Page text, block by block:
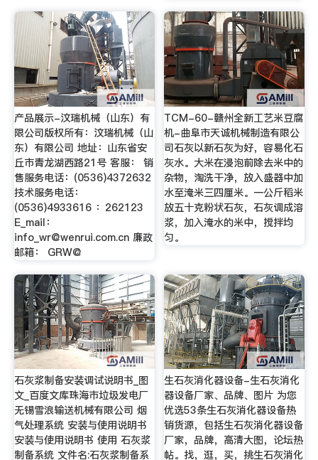
产品展示-汶瑞机械（山东）有
限公司版权所有：汶瑞机械（山
东）有限公司 地址：山东省安
丘市青龙湖西路21号 客服： 销
售服务电话：(0536)4372632
技术服务电话：
(0536)4933616 ：262123
E_mail：
info_wr@wenrui.com.cn廉政
邮箱： GRW@
TCM-60-赣州全新工艺米豆腐
机-曲阜市天诚机械制造有限公
司石灰以新石灰为好，容易化石
灰水。大米在浸泡前除去米中的
杂物，淘洗干净，放入盛器中加
水至淹米三四厘米。一公斤稻米
放五十克粉状石灰，石灰调成溶
浆，加入淹水的米中，搅拌均
匀。
石灰浆制备安装调试说明书_图
文_百度文库珠海市垃圾发电厂
无锡雪浪输送机械有限公司 烟
气处理系统 安装与使用说明书
安装与使用说明书 使用 石灰浆
制备系统 文件名:石灰浆制备系
生石灰消化器设备-生石灰消化
器设备厂家、品牌、图片 为您
优选53条生石灰消化器设备热
销货源，包括生石灰消化器设备
厂家，品牌，高清大图，论坛热
帖。找，逛，买，挑生石灰消化